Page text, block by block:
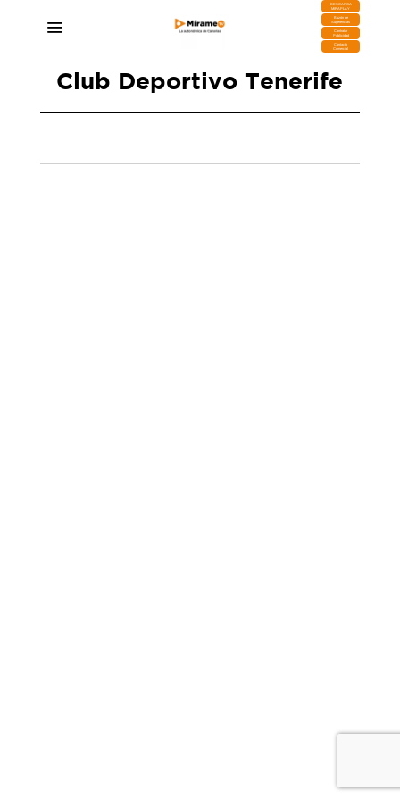
DESCARGA
MIRAPLAY
Buzón de
Sugerencias
Contratar
Publicidad
Contacto
Comercial
Club Deportivo Tenerife